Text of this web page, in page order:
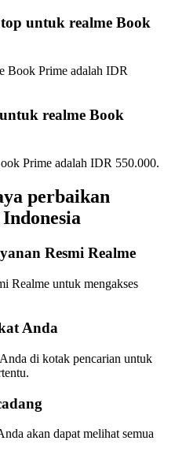
untuk realme Book
Book Prime adalah IDR
realme Book
Prime adalah IDR 550.000.
perbaikan
Indonesia
Resmi Realme
Realme untuk mengakses
Anda
di kotak pencarian untuk
akan dapat melihat semua